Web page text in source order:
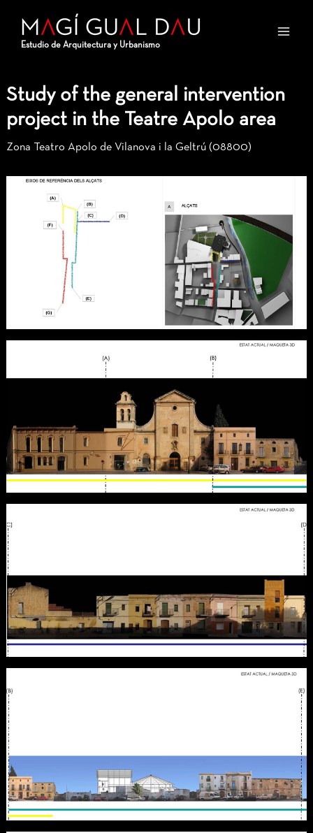
Estudio de Arquitectura y Urbanismo
Study of the general intervention
project in the Teatre Apolo area
Zona Teatro Apolo de Vilanova i la Geltrú (08800)
navigation